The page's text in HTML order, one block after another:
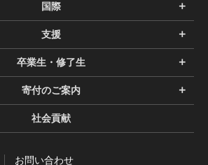
国際
支援
卒業生・修了生
寄付のご案内
社会貢献
お問い合わせ